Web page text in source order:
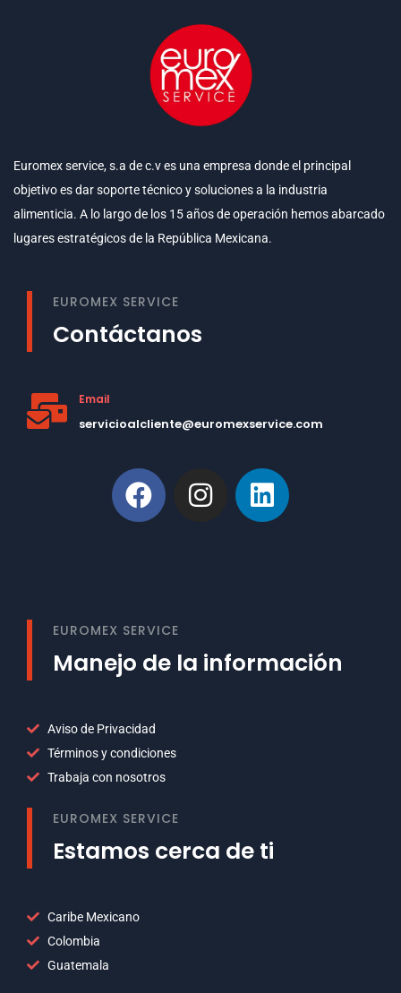
Euromex service, s.a de c.v es una empresa donde el principal
objetivo es dar soporte técnico y soluciones a la industria
alimenticia. A lo largo de los 15 años de operación hemos abarcado
lugares estratégicos de la República Mexicana.
EUROMEX SERVICE
Contáctanos
Email
servicioalcliente@euromexservice.com
EUROMEX SERVICE
Manejo de la información
Aviso de Privacidad
Términos y condiciones
Trabaja con nosotros
EUROMEX SERVICE
Estamos cerca de ti
Caribe Mexicano
Colombia
Guatemala